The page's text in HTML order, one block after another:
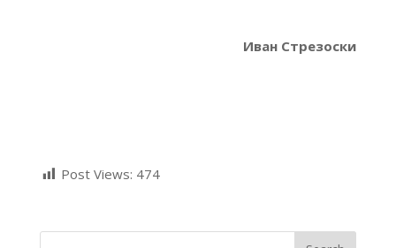
Иван Стрезоски
Post Views: 474